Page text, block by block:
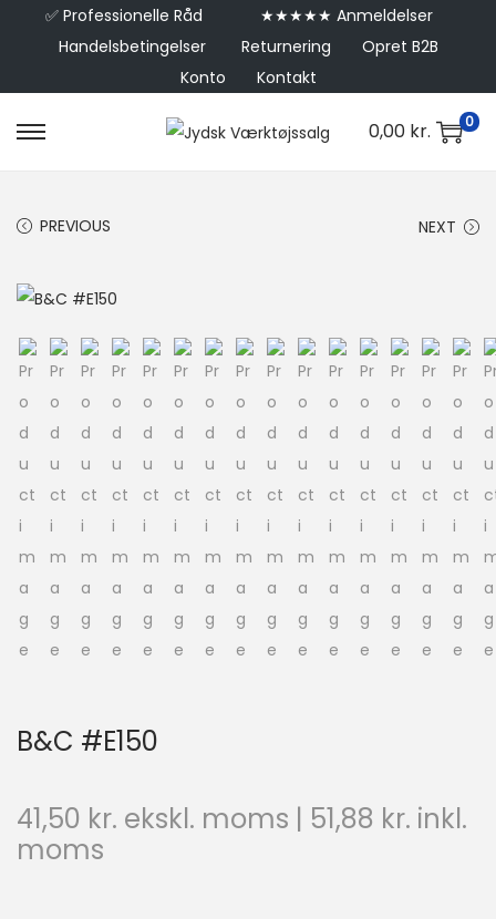
✅ Professionelle Råd
★★★★★ Anmeldelser
Handelsbetingelser
Returnering
Opret B2B
Konto
Kontakt
0,00 kr. 0
PREVIOUS NEXT
B&C #E150
41,50 kr. ekskl. moms | 51,88 kr. inkl.
moms